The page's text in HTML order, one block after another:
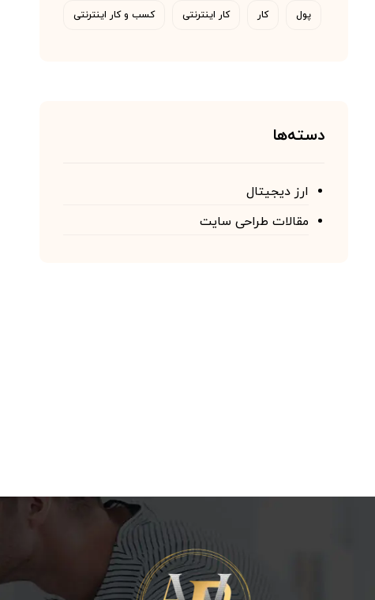
پول کار کار اینترنتی کسب و کار اینترنتی
دسته‌ها
ارز دیجیتال
مقالات طراحی سایت